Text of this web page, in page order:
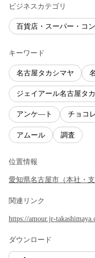
ビジネスカテゴリ
百貨店・スーパー・コ
キーワード
名古屋タカシマヤ
ジェイアール名古屋タ
アンケ―ト チョコ
アムール 調査
位置情報
愛知県名古屋市 （本社・
関連リンク
https://amour.jr-
ダウンロード